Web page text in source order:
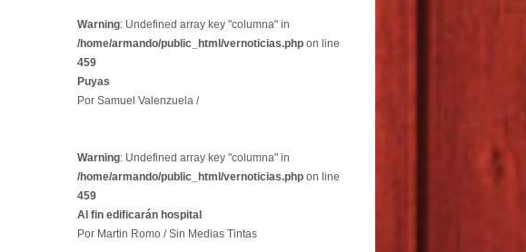
Warning: Undefined array key "columna" in
/home/armando/public_html/vernoticias.php on line
459
Puyas
Por Samuel Valenzuela /
Warning: Undefined array key "columna" in
/home/armando/public_html/vernoticias.php on line
459
Al fin edificarán hospital
Por Martin Romo / Sin Medias Tintas